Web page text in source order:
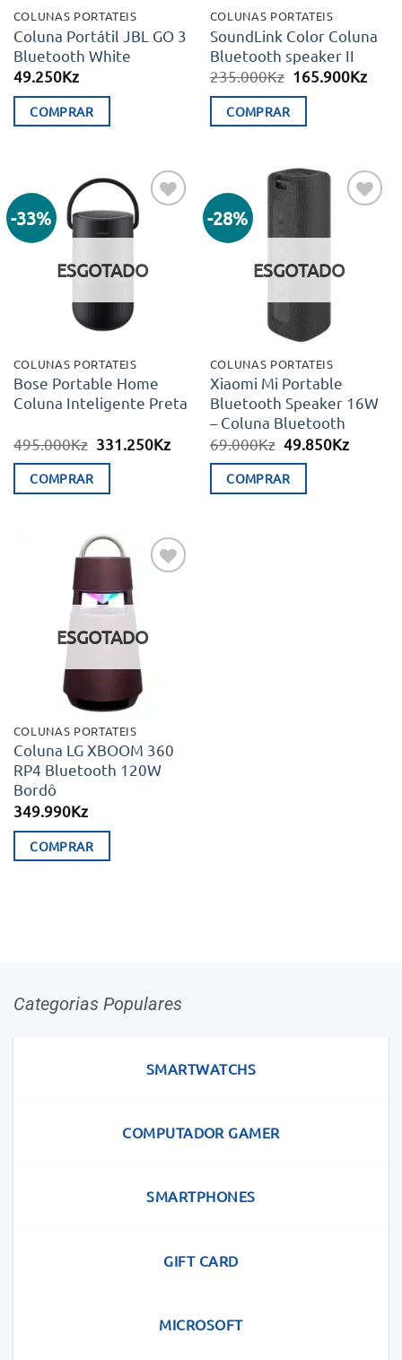
COLUNAS PORTATEIS
Coluna Portátil JBL GO 3
Bluetooth White
49.250Kz
COMPRAR
COLUNAS PORTATEIS
SoundLink Color Coluna
Bluetooth speaker II
235.000Kz O
era:
165.900KzO
COMPRAR
-33%
Adicionar
aos meus
ESGOTADO
COLUNAS PORTATEIS
Bose Portable Home
Coluna Inteligente Preta
495.000Kz O
era:
331.250KzO
COMPRAR
-28%
aos meus
ESGOTADO
COLUNAS PORTATEIS
Xiaomi Mi Portable
Bluetooth Speaker 16W
– Coluna Bluetooth
69.000Kz O
original
era:
49.850KzO
COMPRAR
Adicionar
aos meus
desejos
ESGOTADO
COLUNAS PORTATEIS
Coluna LG XBOOM 360
RP4 Bluetooth 120W
Bordô
349.990Kz
COMPRAR
Categorias Populares
SMARTWATCHS
COMPUTADOR GAMER
SMARTPHONES
GIFT CARD
MICROSOFT